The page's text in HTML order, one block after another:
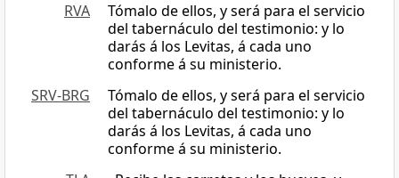
RVA
Tómalo de ellos, y será para el servicio
del tabernáculo del testimonio: y lo
darás á los Levitas, á cada uno
conforme á su ministerio.
SRV-BRG
Tómalo de ellos, y será para el servicio
del tabernáculo del testimonio: y lo
darás á los Levitas, á cada uno
conforme á su ministerio.